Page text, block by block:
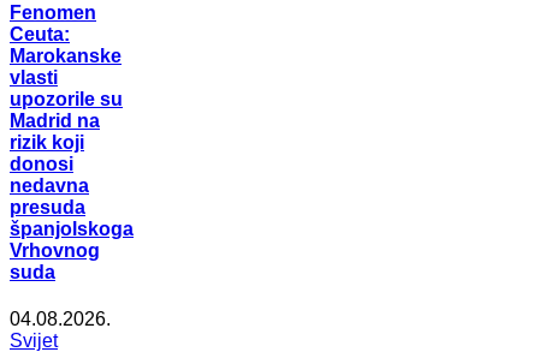
Fenomen
Ceuta:
Marokanske
vlasti
upozorile su
Madrid na
rizik koji
donosi
nedavna
presuda
španjolskoga
Vrhovnog
suda
04.08.2026.
Svijet